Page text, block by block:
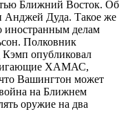
Ближний Восток. Об
Анджей Дуда. Такое же
иностранным делам
Полковник
Кэмп опубликовал
ХАМАС,
Вашингтон может
на Ближнем
оружие на два